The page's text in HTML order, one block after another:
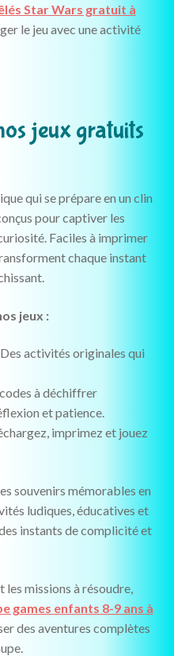
Star Wars gratuit à
le jeu avec une activité
jeux gratuits
qui se prépare en un clin
pour captiver les
Faciles à imprimer
chaque instant
jeux :
activités originales qui
à déchiffrer
et patience.
imprimez et jouez
souvenirs mémorables en
ludiques, éducatives et
instants de complicité et
missions à résoudre,
games enfants 8-9 ans à
des aventures complètes